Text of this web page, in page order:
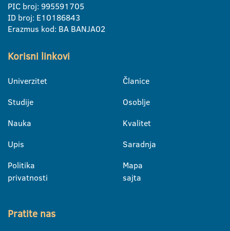
PIC broj: 995591705
ID broj: E10186843
Erazmus kod: BA BANJA02
Korisni linkovi
Univerzitet
Studije
Nauka
Upis
Politika
privatnosti
Članice
Osoblje
Kvalitet
Saradnja
Mapa
sajta
Pratite nas